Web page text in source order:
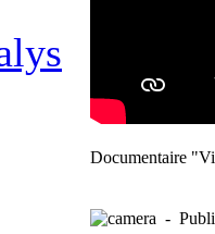
Documentaire
-